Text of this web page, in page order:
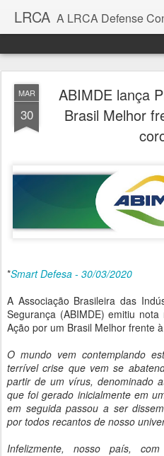
LRCA A LRCA Defense Consulting é uma entidade sem fins lucrativos que se dedica a produzir e divulgar
MAR
30
ABIMDE lança
Brasil Melhor
*Smart Defesa - 30/03/2020
A Associação Brasileira das
Segurança (ABIMDE) emitiu
Ação por um Brasil Melhor frente
O mundo vem contemplando
terrível crise que vem se
partir de um vírus, denominado
que foi gerado inicialmente em
em seguida passou a ser
por todos recantos de nosso
Infelizmente, nosso país,